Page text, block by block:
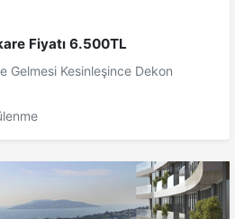
Fiyatı 6.500TL
Gelmesi Kesinleşince Dekon